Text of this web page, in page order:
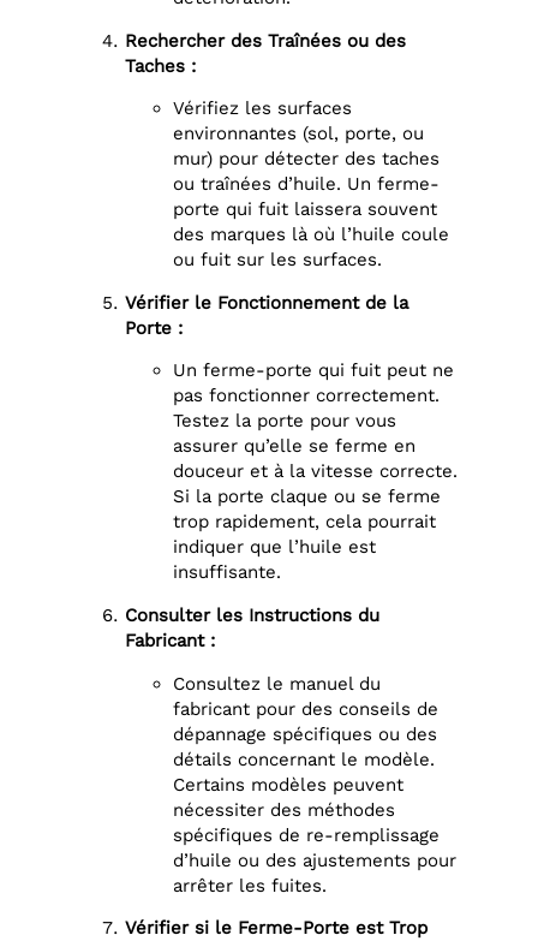
Rechercher des Traînées ou des
Taches :
Vérifiez les surfaces
environnantes (sol, porte, ou
mur) pour détecter des taches
ou traînées d’huile. Un ferme-
porte qui fuit laissera souvent
des marques là où l’huile coule
ou fuit sur les surfaces.
Vérifier le Fonctionnement de la
Porte :
Un ferme-porte qui fuit peut ne
pas fonctionner correctement.
Testez la porte pour vous
assurer qu’elle se ferme en
douceur et à la vitesse correcte.
Si la porte claque ou se ferme
trop rapidement, cela pourrait
indiquer que l’huile est
insuffisante.
Consulter les Instructions du
Fabricant :
Consultez le manuel du
fabricant pour des conseils de
dépannage spécifiques ou des
détails concernant le modèle.
Certains modèles peuvent
nécessiter des méthodes
spécifiques de re-remplissage
d’huile ou des ajustements pour
arrêter les fuites.
Vérifier si le Ferme-Porte est Trop